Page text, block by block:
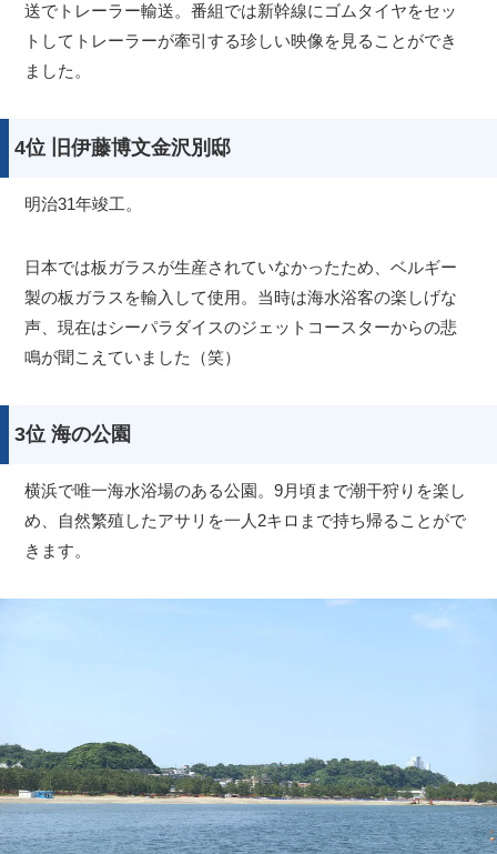
送でトレーラー輸送。番組では新幹線にゴムタイヤをセッ
トしてトレーラーが牽引する珍しい映像を見ることができ
ました。
4位 旧伊藤博文金沢別邸
明治31年竣工。
日本では板ガラスが生産されていなかったため、ベルギー
製の板ガラスを輸入して使用。当時は海水浴客の楽しげな
声、現在はシーパラダイスのジェットコースターからの悲
鳴が聞こえていました（笑）
3位 海の公園
横浜で唯一海水浴場のある公園。9月頃まで潮干狩りを楽し
め、自然繁殖したアサリを一人2キロまで持ち帰ることがで
きます。